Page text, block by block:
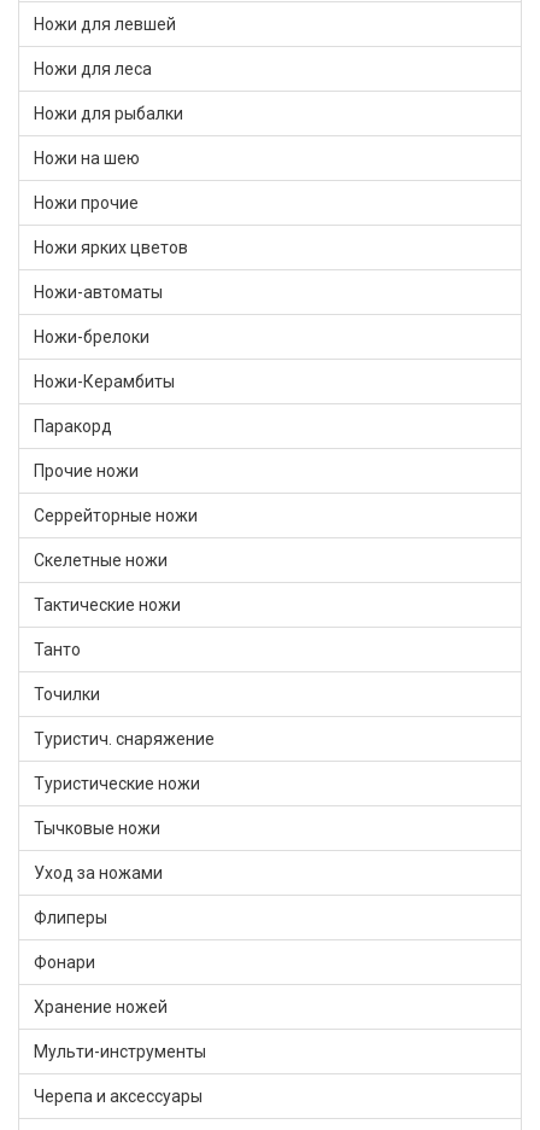
Ножи для левшей
Ножи для леса
Ножи для рыбалки
Ножи на шею
Ножи прочие
Ножи ярких цветов
Ножи-автоматы
Ножи-брелоки
Ножи-Керамбиты
Паракорд
Прочие ножи
Серрейторные ножи
Скелетные ножи
Тактические ножи
Танто
Точилки
Туристич. снаряжение
Туристические ножи
Тычковые ножи
Уход за ножами
Флиперы
Фонари
Хранение ножей
Мульти-инструменты
Черепа и аксессуары